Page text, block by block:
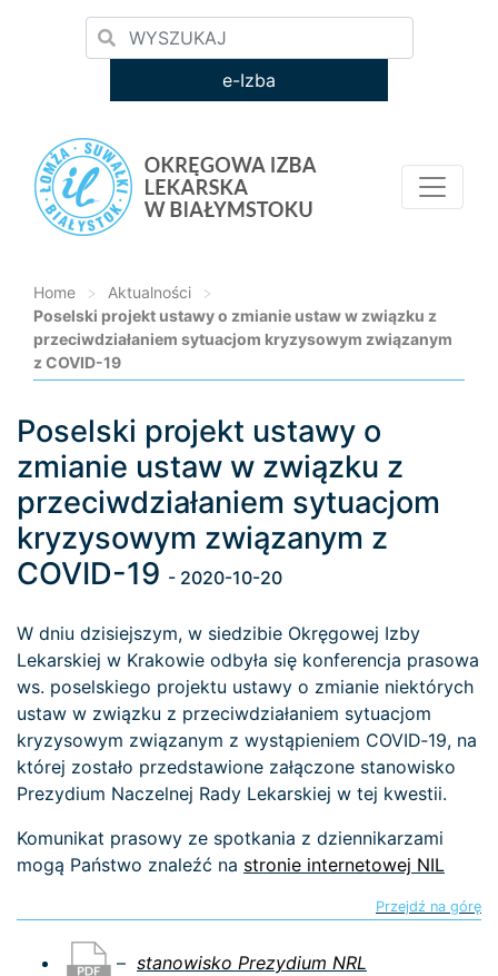
e-Izba
Home > Aktualności
>
Poselski projekt ustawy o zmianie ustaw w związku z
przeciwdziałaniem sytuacjom kryzysowym związanym
z COVID-19
Loading...
Poselski projekt ustawy o
zmianie ustaw w związku z
przeciwdziałaniem sytuacjom
kryzysowym związanym z
COVID-19 - 2020-10-20
W dniu dzisiejszym, w siedzibie Okręgowej Izby
Lekarskiej w Krakowie odbyła się konferencja prasowa
ws. poselskiego projektu ustawy o zmianie niektórych
ustaw w związku z przeciwdziałaniem sytuacjom
kryzysowym związanym z wystąpieniem COVID‑19, na
której zostało przedstawione załączone stanowisko
Prezydium Naczelnej Rady Lekarskiej w tej kwestii.
Komunikat prasowy ze spotkania z dziennikarzami
mogą Państwo znaleźć na stronie internetowej NIL
Przejdź na górę
– stanowisko Prezydium NRL